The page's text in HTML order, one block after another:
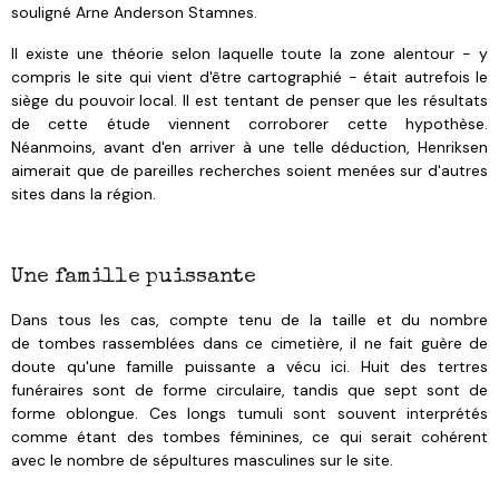
souligné Arne Anderson Stamnes.
Il existe une théorie selon laquelle toute la zone alentour - y
compris le site qui vient d'être cartographié - était autrefois le
siège du pouvoir local. Il est tentant de penser que les résultats
de cette étude viennent corroborer cette hypothèse.
Néanmoins, avant d'en arriver à une telle déduction, Henriksen
aimerait que de pareilles recherches soient menées sur d'autres
sites dans la région.
Une famille puissante
Dans tous les cas, compte tenu de la taille et du nombre
de tombes rassemblées dans ce cimetière, il ne fait guère de
doute qu'une famille puissante a vécu ici. Huit des tertres
funéraires sont de forme circulaire, tandis que sept sont de
forme oblongue. Ces longs tumuli sont souvent interprétés
comme étant des tombes féminines, ce qui serait cohérent
avec le nombre de sépultures masculines sur le site.